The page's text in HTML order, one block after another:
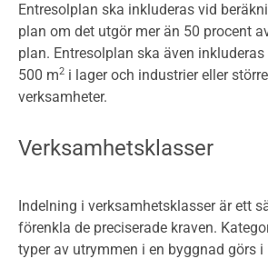
Entresolplan ska inkluderas vid
plan om det utgör mer än 50 procent
plan. Entresolplan ska även
500 m2 i lager och industrier eller
verksamheter.
Verksamhetsklasser
Indelning i verksamhetsklasser är ett
förenkla de preciserade kraven.
typer av utrymmen i en byggnad görs